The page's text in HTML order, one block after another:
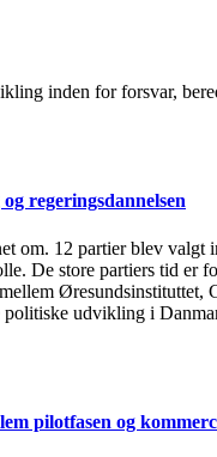
inden for forsvar,
regeringsdannelsen
om. 12 partier blev valgt
De store partiers tid er
Øresundsinstituttet,
politiske udvikling i
pilotfasen og